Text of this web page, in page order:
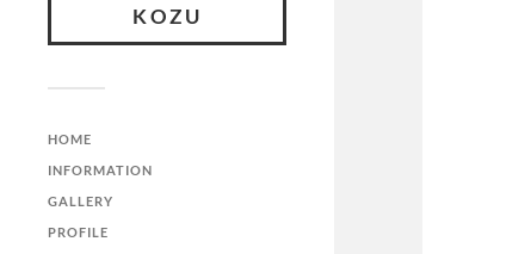
KOZU
HOME
INFORMATION
GALLERY
PROFILE